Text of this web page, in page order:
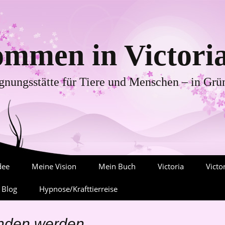
in
für Tiere und Menschen – in
Meine Vision Mein Buch
Gedanken-Spiel
Victoria
Freiheit?
Hypnose/Krafttierreise